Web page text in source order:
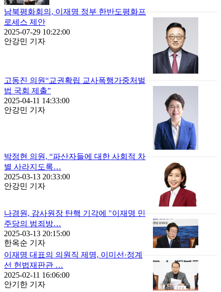
남북평화회의, 이재명 정부 한반도평화프
로세스 제안
2025-07-29 10:22:00
안강민 기자
고동진 의원“교권확립 교사폭행가중처벌
법 국회 제출”
2025-04-11 14:33:00
안강민 기자
박정현 의원, “파산자들에 대한 사회적 차
별 사라지도록…
2025-03-13 20:33:00
안강민 기자
나경원, 감사원장 탄핵 기각에 "이재명 민
주당의 범죄방…
2025-03-13 20:15:00
한옥순 기자
이재명 대표의 의원직 제명, 이미선·정계
선 헌법재판관 …
2025-02-11 16:06:00
안기한 기자